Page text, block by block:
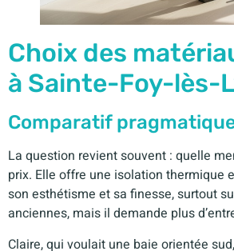
Choix des
à Sainte-Foy-lès-
Comparatif
La question revient souvent : quelle
prix. Elle offre une isolation thermique
son esthétisme et sa finesse, surtout
anciennes, mais il demande plus
Claire, qui voulait une baie orientée